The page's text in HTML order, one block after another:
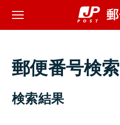
郵便番号検索
検索結果